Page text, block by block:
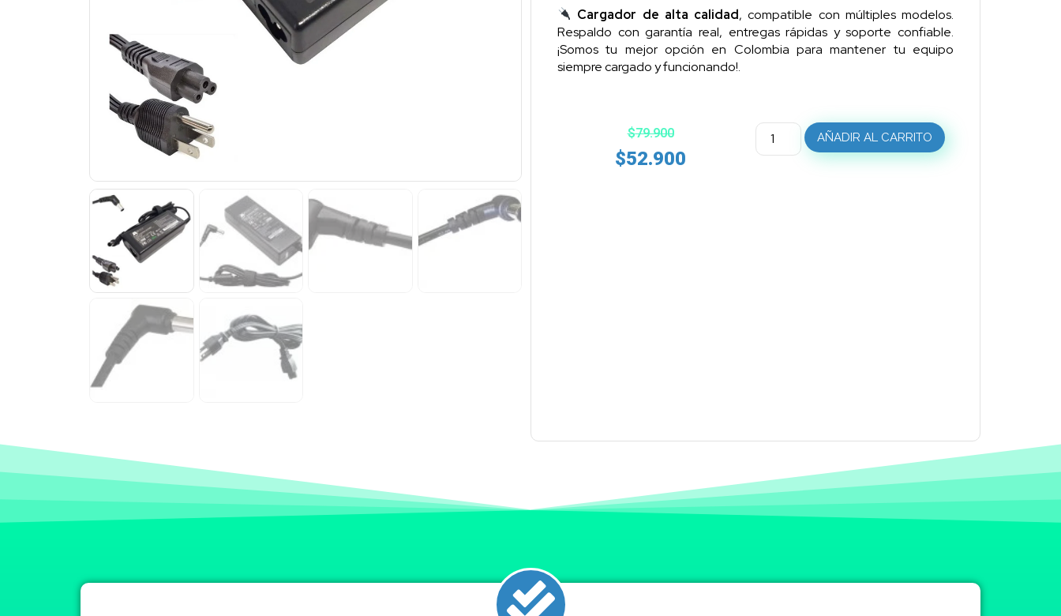
Cargador de alta calidad, compatible con múltiples modelos.
Respaldo con garantía real, entregas rápidas y soporte confiable.
¡Somos tu mejor opción en Colombia para mantener tu equipo
siempre cargado y funcionando!.
$79.900
$52.900
AÑADIR AL CARRITO